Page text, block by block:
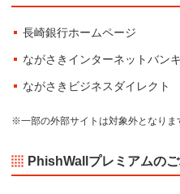
長崎銀行ホームページ
ながさきインターネットバン
ながさきビジネスダイレクト
※一部の外部サイトは対象外となりま
PhishWallプレミアムの